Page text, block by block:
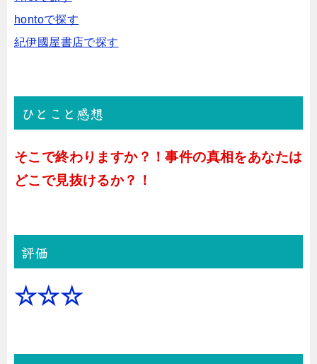
hontoで探す
紀伊國屋書店で探す
ひとこと感想
そこで終わりますか？！事件の真相をあなたは
どこで見抜けるか？！
評価
☆☆☆